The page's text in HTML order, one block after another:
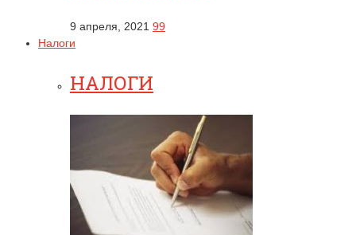
9 апреля, 2021 99
Налоги
НАЛОГИ